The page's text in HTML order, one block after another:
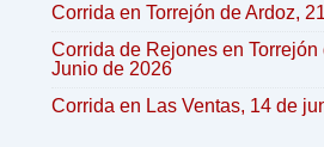
Corrida en Torrejón de Ardoz,
Corrida de Rejones en Torrejón
Junio de 2026
Corrida en Las Ventas, 14 de